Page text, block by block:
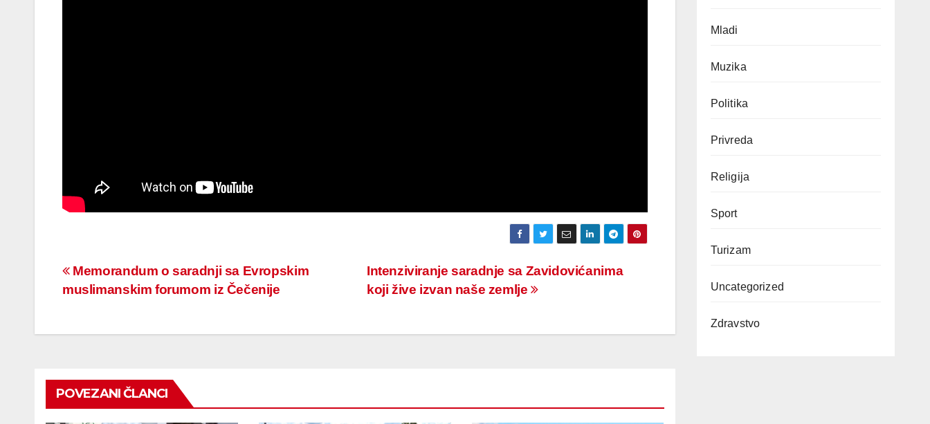
Navigacija
Intenziviranje saradnje sa Zavidovićanima
koji žive izvan naše zemlje
Memorandum o saradnji sa Evropskim
muslimanskim forumom iz Čečenije
POVEZANI ČLANCI
Mladi
Muzika
Politika
Privreda
Religija
Sport
Turizam
Uncategorized
Zdravstvo